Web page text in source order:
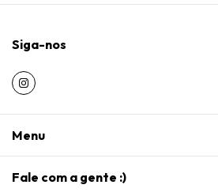
Siga-nos
Menu
Fale com a gente :)